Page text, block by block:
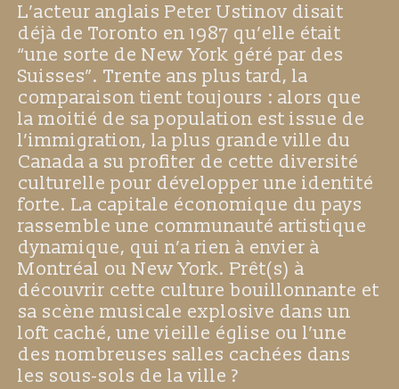
L’acteur anglais Peter Ustinov disait
déjà de Toronto en 1987 qu’elle était
“une sorte de New York géré par des
Suisses”. Trente ans plus tard, la
comparaison tient toujours : alors que
la moitié de sa population est issue de
l’immigration, la plus grande ville du
Canada a su profiter de cette diversité
culturelle pour développer une identité
forte. La capitale économique du pays
rassemble une communauté artistique
dynamique, qui n’a rien à envier à
Montréal ou New York. Prêt(s) à
découvrir cette culture bouillonnante et
sa scène musicale explosive dans un
loft caché, une vieille église ou l’une
des nombreuses salles cachées dans
les sous-sols de la ville ?